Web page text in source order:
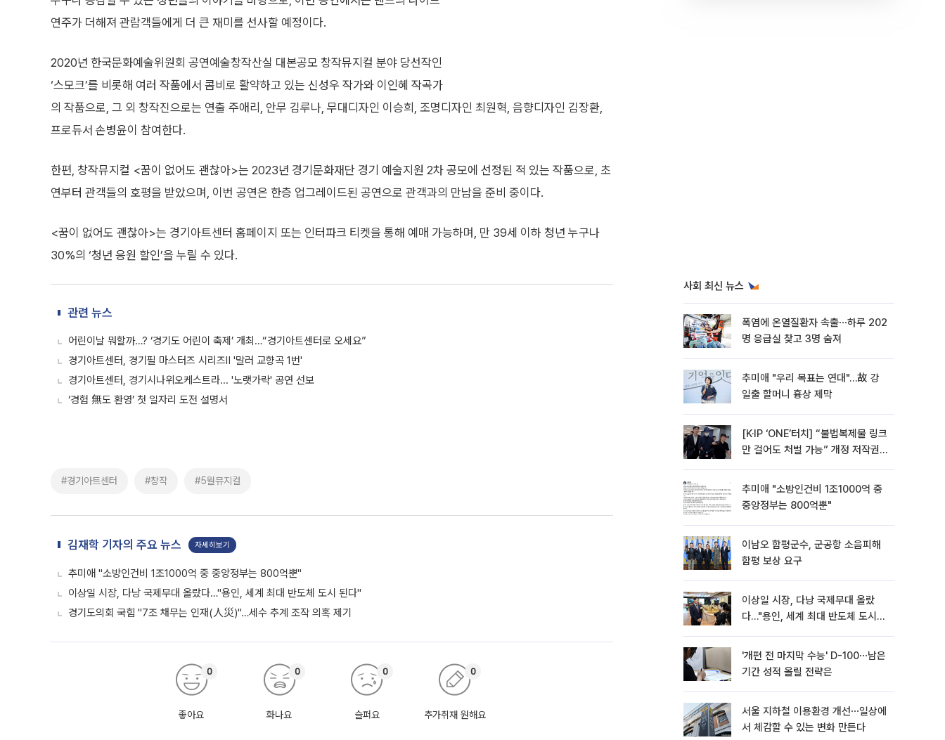
연주가 더해져 관람객들에게 더 큰 재미를 선사할 예정이다.
2020년 한국문화예술위원회 공연예술창작산실 대본공모 창작뮤지컬 분야 당선작인
‘스모크’를 비롯해 여러 작품에서 콤비로 활약하고 있는 신성우 작가와 이인혜 작곡가
의 작품으로, 그 외 창작진으로는 연출 주애리, 안무 김루나, 무대디자인 이승희, 조명디자인 최원혁, 음향디자인 김장환,
프로듀서 손병윤이 참여한다.
한편, 창작뮤지컬 <꿈이 없어도 괜찮아>는 2023년 경기문화재단 경기 예술지원 2차 공모에 선정된 적 있는 작품으로, 초
연부터 관객들의 호평을 받았으며, 이번 공연은 한층 업그레이드된 공연으로 관객과의 만남을 준비 중이다.
<꿈이 없어도 괜찮아>는 경기아트센터 홈페이지 또는 인터파크 티켓을 통해 예매 가능하며, 만 39세 이하 청년 누구나
30%의 ‘청년 응원 할인’을 누릴 수 있다.
관련 뉴스
어린이날 뭐할까…? ‘경기도 어린이 축제’ 개최…“경기아트센터로 오세요”
경기아트센터, 경기필 마스터즈 시리즈Ⅱ '말러 교향곡 1번'
경기아트센터, 경기시나위오케스트라... '노랫가락' 공연 선보
‘경험 無도 환영’ 첫 일자리 도전 설명서
#경기아트센터 #창작 #5월뮤지컬
김재학 기자의 주요 뉴스 자세히보기
추미애 "소방인건비 1조1000억 중 중앙정부는 800억뿐"
이상일 시장, 다낭 국제무대 올랐다…"용인, 세계 최대 반도체 도시 된다"
경기도의회 국힘 "7조 채무는 인재(人災)"…세수 추계 조작 의혹 제기
좋아요
0
화나요
0
슬퍼요
0
추가취재 원해요
0
사회 최신 뉴스
폭염에 온열질환자 속출⋯하루 202
명 응급실 찾고 3명 숨져
추미애 "우리 목표는 연대"…故 강
일출 할머니 흉상 제막
[K·IP ‘ONE’터치] “불법복제물 링크
만 걸어도 처벌 가능” 개정 저작권
추미애 "소방인건비 1조1000억 중
중앙정부는 800억뿐"
이남오 함평군수, 군공항 소음피해
함평 보상 요구
이상일 시장, 다낭 국제무대 올랐
다…"용인, 세계 최대 반도체 도시
'개편 전 마지막 수능' D-100⋯남은
기간 성적 올릴 전략은
서울 지하철 이용환경 개선⋯일상에
서 체감할 수 있는 변화 만든다